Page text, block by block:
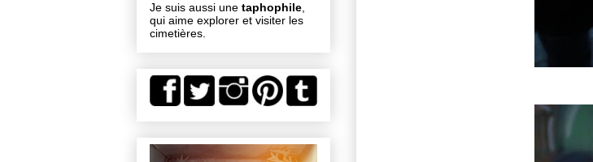
Je suis aussi une taphophile
qui aime explorer et visiter les
cimetières.